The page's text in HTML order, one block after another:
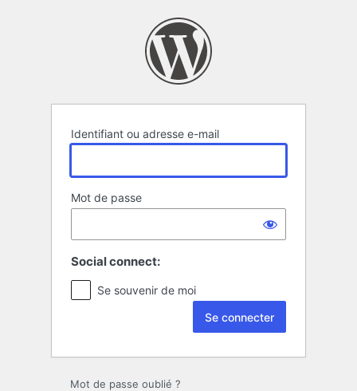
Identifiant ou adresse e-mail
Mot de passe
Social connect:
Se souvenir de moi
Mot de passe oublié ?